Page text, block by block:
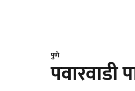
पुणे
पवारवाडी